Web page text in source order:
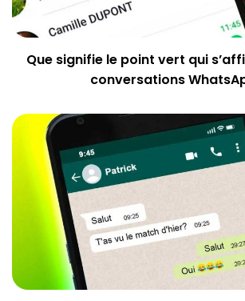
Que signifie le point vert qui
conversations